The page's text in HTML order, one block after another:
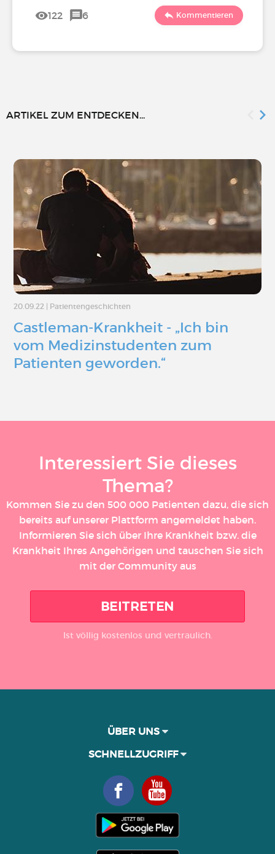
122 6 Kommentieren
ARTIKEL ZUM ENTDECKEN...
20.09.22 | Patientengeschichten
Castleman-Krankheit - „Ich bin
vom Medizinstudenten zum
Patienten geworden.“
Interessiert Sie dieses
Thema?
Kommen Sie zu den 500 000 Patienten dazu, die sich
bereits auf unserer Plattform angemeldet haben.
Informieren Sie sich über Ihre Krankheit bzw. die
Krankheit Ihres Angehörigen und tauschen Sie sich
mit der Community aus
BEITRETEN
Ist völlig kostenlos und vertraulich.
ÜBER UNS
SCHNELLZUGRIFF